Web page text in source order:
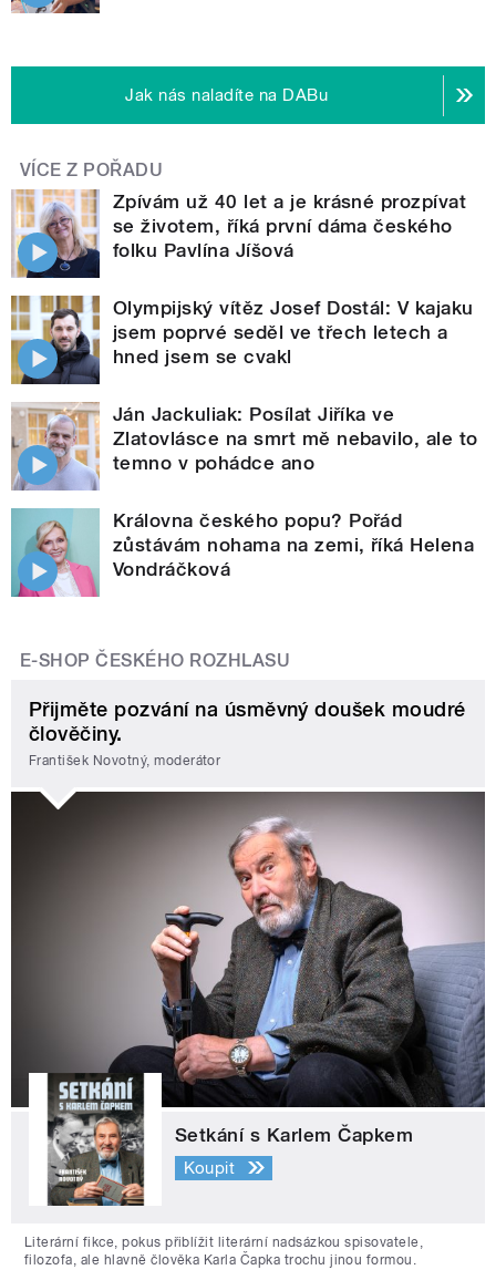
Jak nás naladíte na DABu
VÍCE Z POŘADU
Zpívám už 40 let a je krásné prozpívat
se životem, říká první dáma českého
folku Pavlína Jíšová
Olympijský vítěz Josef Dostál: V kajaku
jsem poprvé seděl ve třech letech a
hned jsem se cvakl
Ján Jackuliak: Posílat Jiříka ve
Zlatovlásce na smrt mě nebavilo, ale to
temno v pohádce ano
Královna českého popu? Pořád
zůstávám nohama na zemi, říká Helena
Vondráčková
E-SHOP ČESKÉHO ROZHLASU
Přijměte pozvání na úsměvný doušek moudré
člověčiny.
František Novotný, moderátor
Setkání s Karlem Čapkem
Koupit
Literární fikce, pokus přiblížit literární nadsázkou spisovatele,
filozofa, ale hlavně člověka Karla Čapka trochu jinou formou.